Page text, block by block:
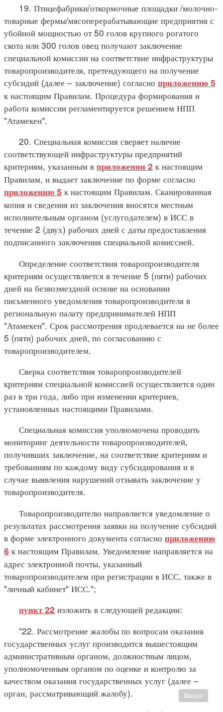
19. Птицефабрики/откормочные площадки /молочно-
товарные фермы/мясоперерабатывающие предприятия с
убойной мощностью от 50 голов крупного рогатого
скота или 300 голов овец получают заключение
специальной комиссии на соответствие инфраструктуры
товаропроизводителя, претендующего на получение
субсидий (далее – заключение) согласно приложению 5
к настоящим Правилам. Процедура формирования и
работа комиссии регламентируется решением НПП
"Атамекен".
20. Специальная комиссия сверяет наличие
соответствующей инфраструктуры предприятий
критериям, указанным в приложении 2 к настоящим
Правилам, и выдает заключение по форме согласно
приложению 5 к настоящим Правилам. Сканированная
копия и сведения из заключения вносятся местным
исполнительным органом (услугодателем) в ИСС в
течение 2 (двух) рабочих дней с даты предоставления
подписанного заключения специальной комиссией.
Определение соответствия товаропроизводителя
критериям осуществляется в течение 5 (пяти) рабочих
дней на безвозмездной основе на основании
письменного уведомления товаропроизводителя в
региональную палату предпринимателей НПП
"Атамекен". Срок рассмотрения продлевается на не более
5 (пяти) рабочих дней, по согласованию с
товаропроизводителем.
Сверка соответствия товаропроизводителей
критериям специальной комиссией осуществляется один
раз в три года, либо при изменении критериев,
установленных настоящими Правилами.
Специальная комиссия уполномочена проводить
мониторинг деятельности товаропроизводителей,
получивших заключение, на соответствие критериям и
требованиям по каждому виду субсидирования и в
случае выявления нарушений отзывать заключение у
товаропроизводителя.
Товаропроизводителю направляется уведомление о
результатах рассмотрения заявки на получение субсидий
в форме электронного документа согласно приложению
6 к настоящим Правилам. Уведомление направляется на
адрес электронной почты, указанный
товаропроизводителем при регистрации в ИСС, также в
"личный кабинет" ИСС.";
пункт 22 изложить в следующей редакции:
"22. Рассмотрение жалобы по вопросам оказания
государственных услуг производится вышестоящим
административным органом, должностным лицом,
уполномоченным органом по оценке и контролю за
качеством оказания государственных услуг (далее –
орган, рассматривающий жалобу).
Вверх